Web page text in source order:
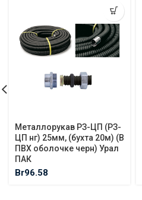
Металлорукав РЗ-ЦП (РЗ-
ЦП нг) 25мм, (бухта 20м) (В
ПВХ оболочке черн) Урал
ПАК
Br96.58